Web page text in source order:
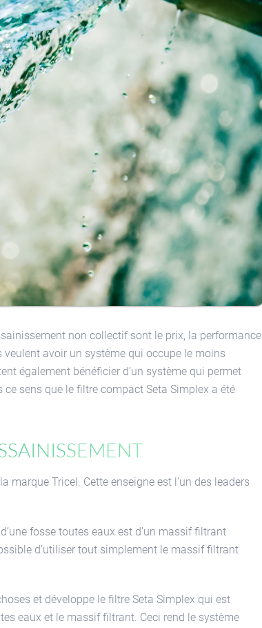
non collectif sont le prix, la performance
avoir un système qui occupe le moins
également bénéficier d’un système qui permet
ce sens que le filtre compact Seta Simplex a été
Tricel. Cette enseigne est l’un des leaders
fosse toutes eaux est d’un massif filtrant
d’utiliser tout simplement le massif filtrant
et développe le filtre Seta Simplex qui est
eaux et le massif filtrant. Ceci rend le système